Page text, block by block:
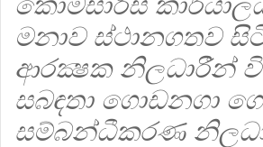
මනාව ස්ථානගතව
ආරක්‍ෂක නිලධාරීන්
සබඳතා ගොඩනගා
සම්බන්ධීකරණ